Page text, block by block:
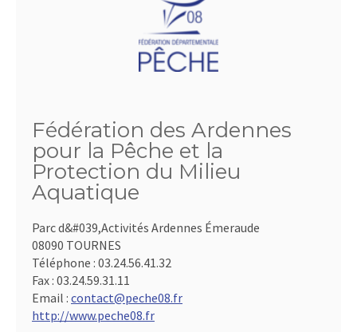
Fédération des Ardennes
pour la Pêche et la
Protection du Milieu
Aquatique
Parc d&#039,Activités Ardennes Émeraude
08090 TOURNES
Téléphone : 03.24.56.41.32
Fax : 03.24.59.31.11
Email : contact@peche08.fr
http://www.peche08.fr